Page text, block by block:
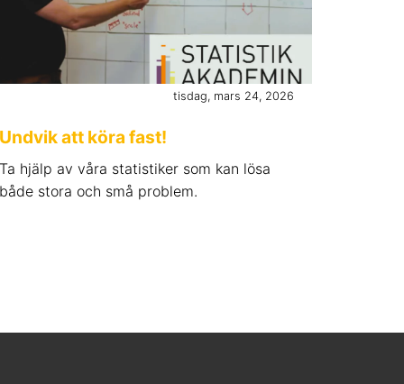
tisdag, mars 24, 2026
Undvik att köra fast!
Ta hjälp av våra statistiker som kan lösa
både stora och små problem.